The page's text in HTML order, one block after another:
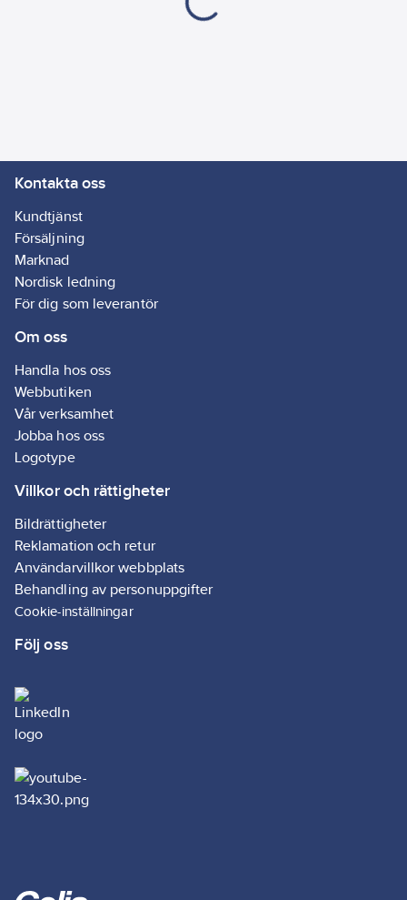
Kontakta oss
Kundtjänst
Försäljning
Marknad
Nordisk ledning
För dig som leverantör
Om oss
Handla hos oss
Webbutiken
Vår verksamhet
Jobba hos oss
Logotype
Villkor och rättigheter
Bildrättigheter
Reklamation och retur
Användarvillkor webbplats
Behandling av personuppgifter
Cookie-inställningar
Följ oss